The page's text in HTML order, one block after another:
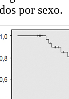
por sexo.